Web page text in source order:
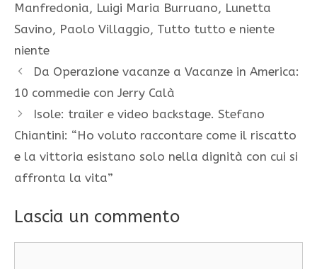
Manfredonia, Luigi Maria Burruano, Lunetta
Savino, Paolo Villaggio, Tutto tutto e niente
niente
Da Operazione vacanze a Vacanze in America:
10 commedie con Jerry Calà
Isole: trailer e video backstage. Stefano
Chiantini: “Ho voluto raccontare come il riscatto
e la vittoria esistano solo nella dignità con cui si
affronta la vita”
Lascia un commento